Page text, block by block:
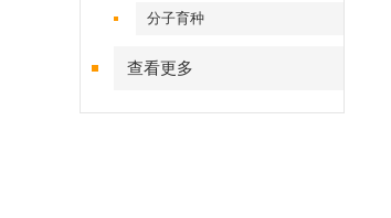
分子育种
查看更多